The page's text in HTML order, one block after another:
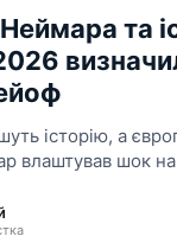
та
історію, а
влаштував шок